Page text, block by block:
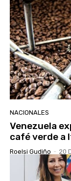
NACIONALES
Venezuela
café verde a
Roelsi Gudiño - 20